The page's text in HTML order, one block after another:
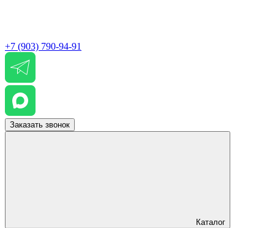
+7 (903) 790-94-91
Заказать звонок
Каталог